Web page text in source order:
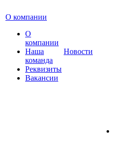
О компании
О
компании
Наша
команда
Реквизиты
Вакансии
Новости